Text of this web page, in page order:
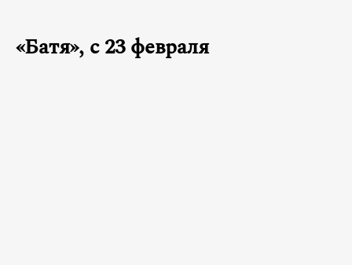
«Батя», с 23 февраля